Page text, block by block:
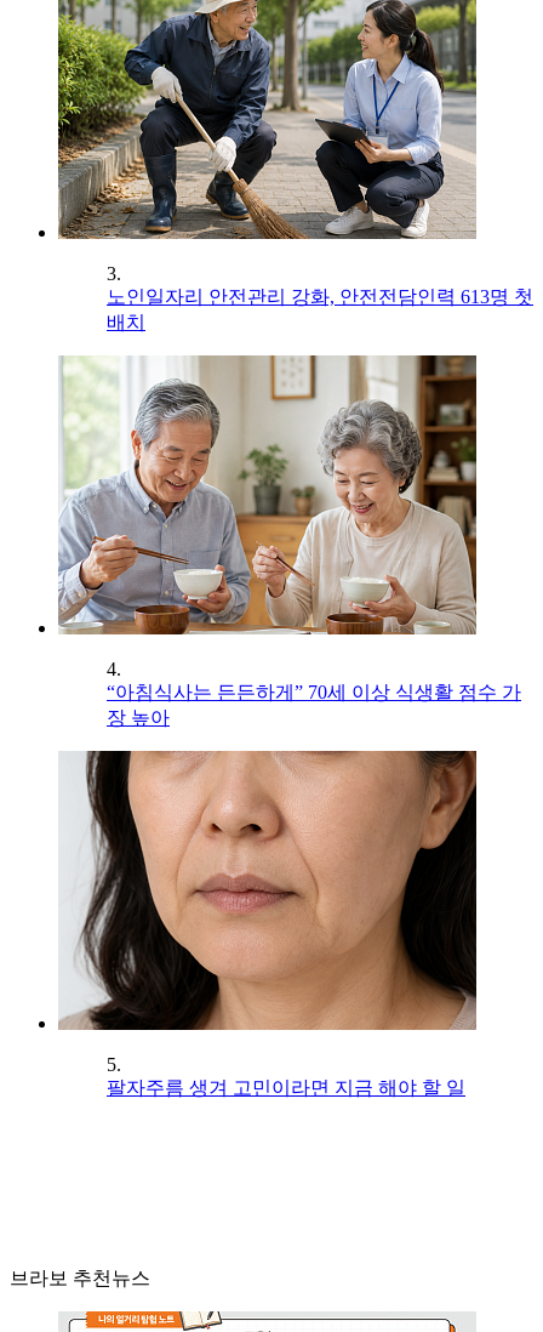
3.
노인일자리 안전관리 강화, 안전전담인력 613명 첫
배치
4.
“아침식사는 든든하게” 70세 이상 식생활 점수 가
장 높아
5.
팔자주름 생겨 고민이라면 지금 해야 할 일
브라보 추천뉴스